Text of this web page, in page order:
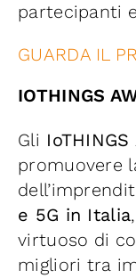
partecipanti
GUARDA IL
IOTHINGS
Gli
promuovere
e 5G in Italia
virtuoso di
migliori tra